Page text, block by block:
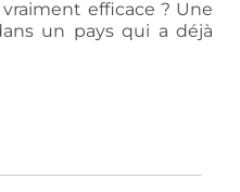
vraiment efficace ? Une
un pays qui a déjà